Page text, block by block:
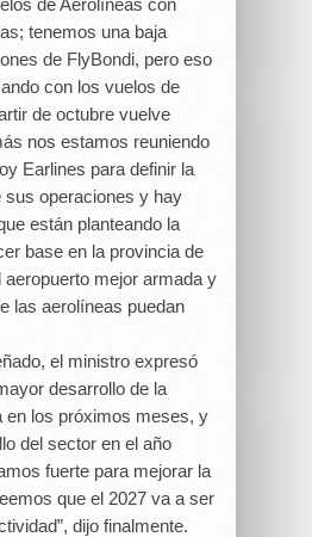
de Aerolíneas con
tenemos una baja
de FlyBondi, pero eso
con los vuelos de
de octubre vuelve
nos estamos reuniendo
Earlines para definir la
sus operaciones y hay
están planteando la
base en la provincia de
aeropuerto mejor armada y
las aerolíneas puedan
el ministro expresó
desarrollo de la
en los próximos meses, y
del sector en el año
fuerte para mejorar la
que el 2027 va a ser
dijo finalmente.